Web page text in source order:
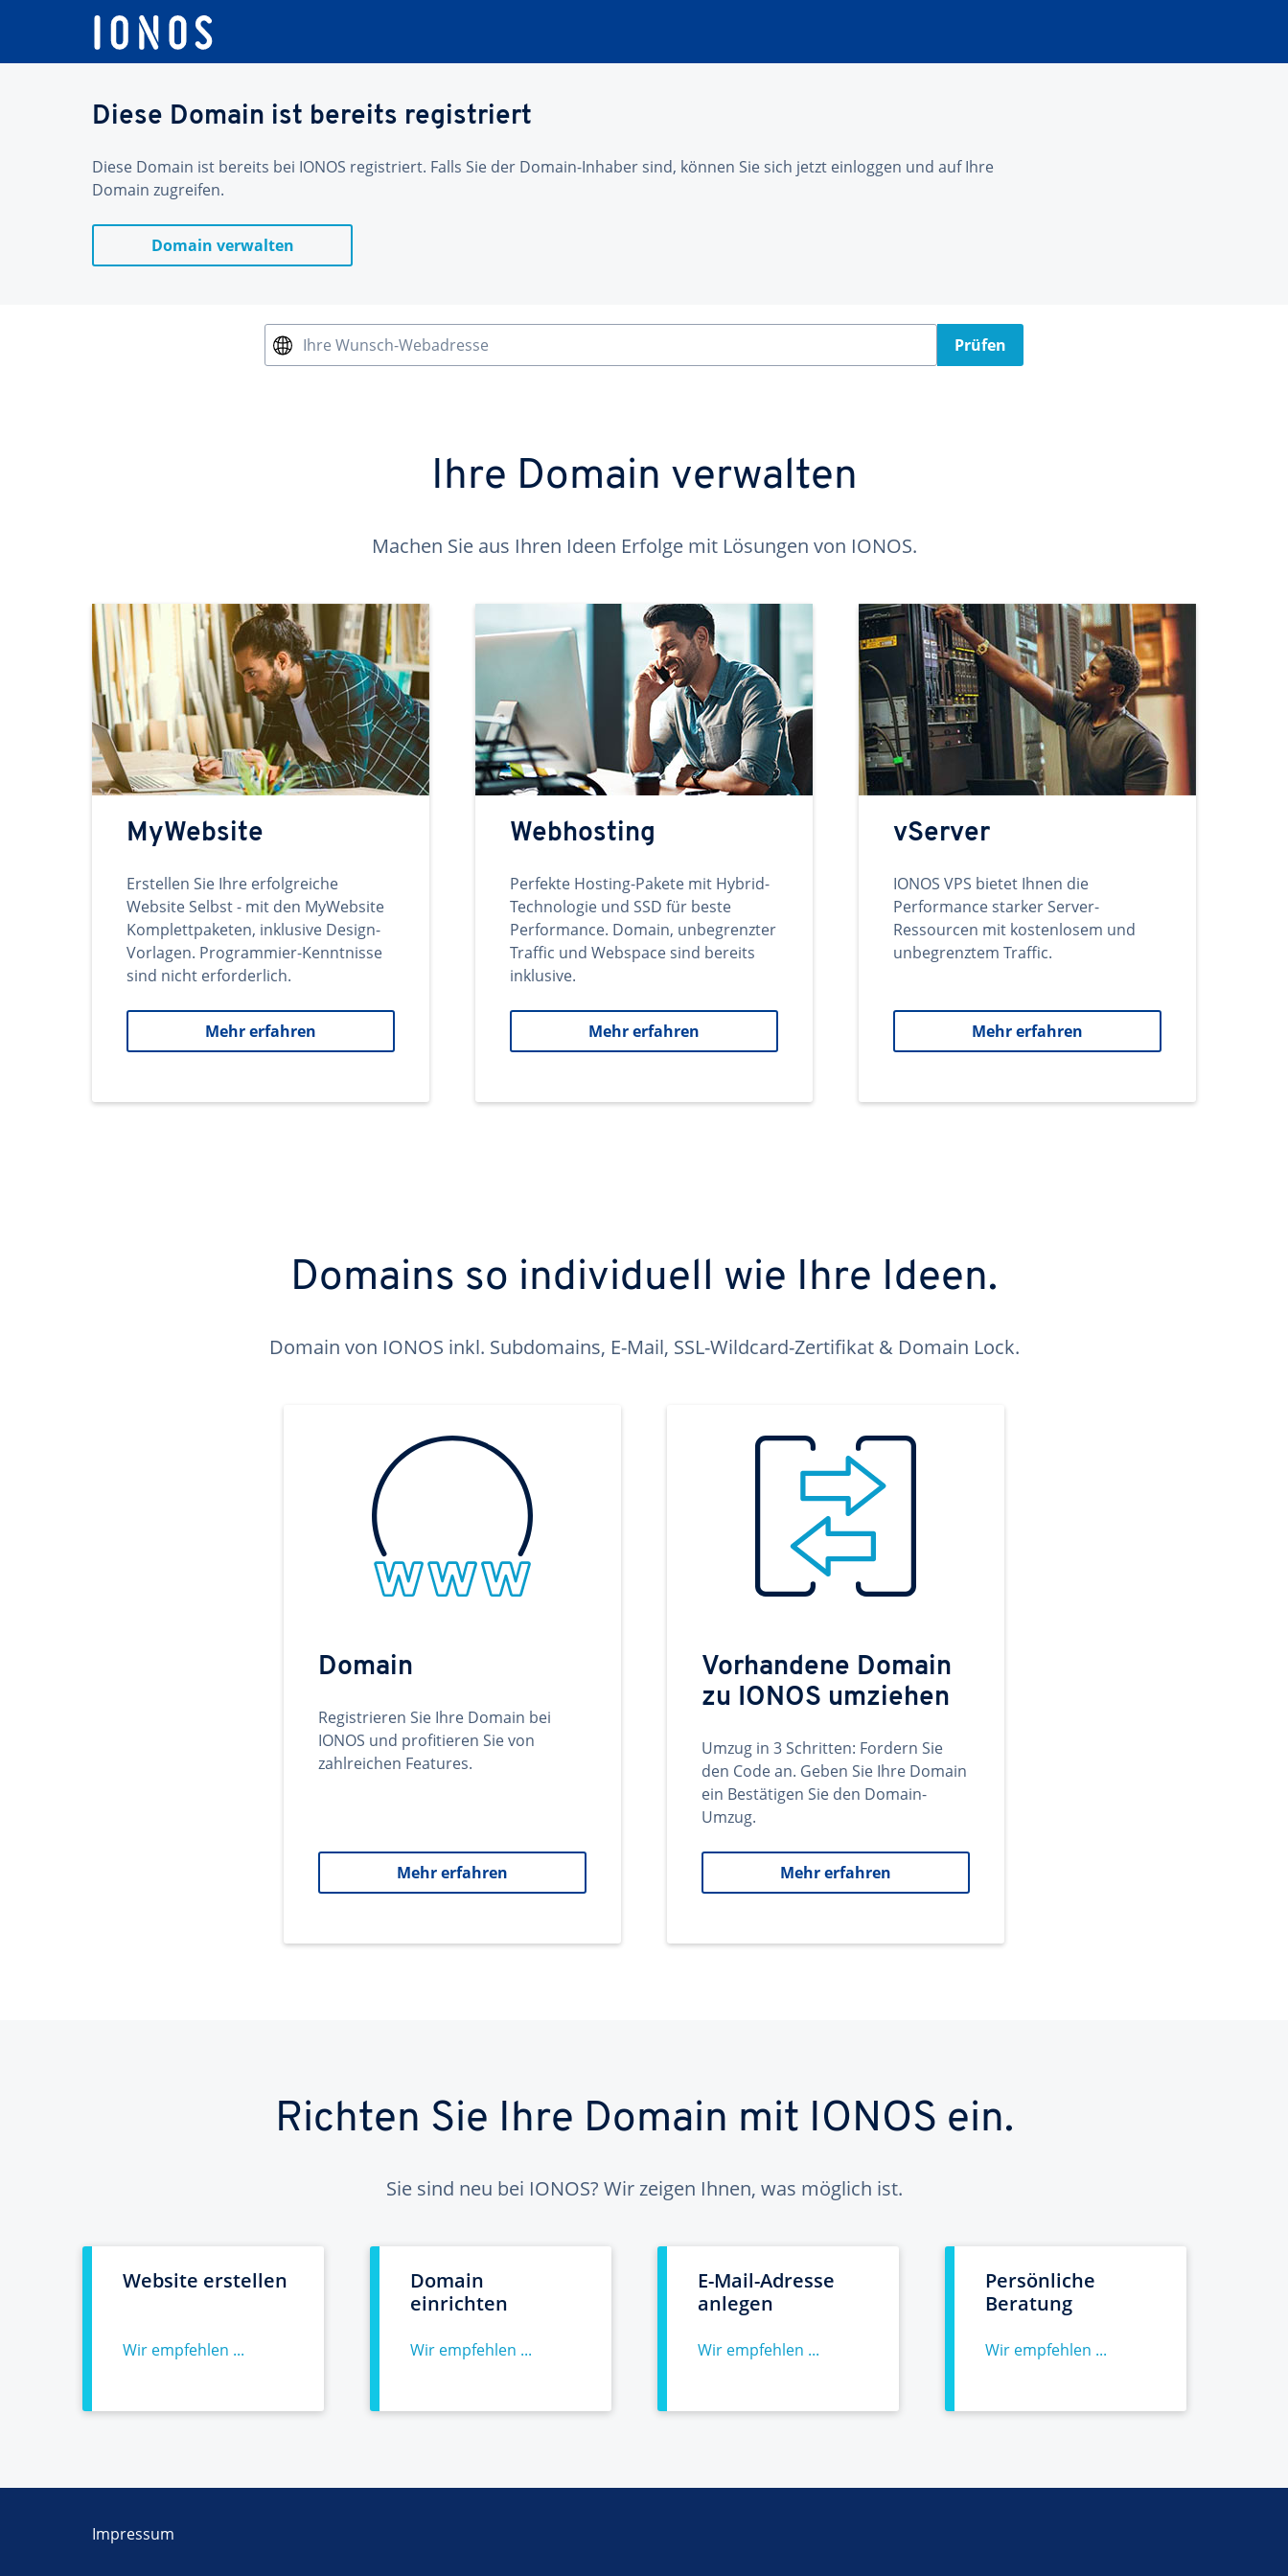
Diese Domain ist bereits registriert
Diese Domain ist bereits bei IONOS registriert. Falls Sie der Domain-Inhaber sind, können Sie sich jetzt einloggen und auf Ihre
Domain zugreifen.
Domain verwalten
Ihre Wunsch-Webadresse Prüfen
Ihre Domain verwalten
Machen Sie aus Ihren Ideen Erfolge mit Lösungen von IONOS.
MyWebsite
Erstellen Sie Ihre erfolgreiche
Website Selbst - mit den MyWebsite
Komplettpaketen, inklusive Design-
Vorlagen. Programmier-Kenntnisse
sind nicht erforderlich.
Mehr erfahren
Webhosting
Perfekte Hosting-Pakete mit Hybrid-
Technologie und SSD für beste
Performance. Domain, unbegrenzter
Traffic und Webspace sind bereits
inklusive.
Mehr erfahren
vServer
IONOS VPS bietet Ihnen die
Performance starker Server-
Ressourcen mit kostenlosem und
unbegrenztem Traffic.
Mehr erfahren
Domains so individuell wie Ihre Ideen.
Domain von IONOS inkl. Subdomains, E-Mail, SSL-Wildcard-Zertifikat & Domain Lock.
Domain
Registrieren Sie Ihre Domain bei
IONOS und profitieren Sie von
zahlreichen Features.
Mehr erfahren
Vorhandene Domain
zu IONOS umziehen
Umzug in 3 Schritten: Fordern Sie
den Code an. Geben Sie Ihre Domain
ein Bestätigen Sie den Domain-
Umzug.
Mehr erfahren
Richten Sie Ihre Domain mit IONOS ein.
Sie sind neu bei IONOS? Wir zeigen Ihnen, was möglich ist.
Website erstellen
Wir empfehlen ...
Domain
einrichten
Wir empfehlen ...
E-Mail-Adresse
anlegen
Wir empfehlen ...
Persönliche
Beratung
Wir empfehlen ...
Impressum